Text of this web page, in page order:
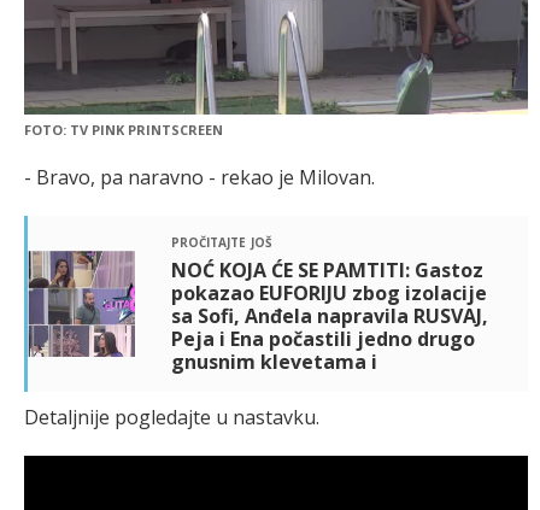
FOTO: TV PINK PRINTSCREEN
- Bravo, pa naravno - rekao je Milovan.
pročitajte još
NOĆ KOJA ĆE SE PAMTITI: Gastoz
pokazao EUFORIJU zbog izolacije
sa Sofi, Anđela napravila RUSVAJ,
Peja i Ena počastili jedno drugo
gnusnim klevetama i
Detaljnije pogledajte u nastavku.